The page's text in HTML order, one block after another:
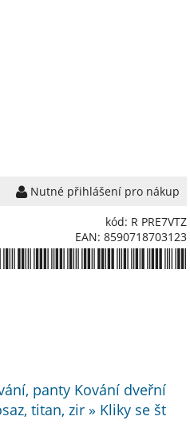
Nutné přihlášení pro nákup
kód: R PRE7VTZ
EAN: 8590718703123
panty Kování dveřní
titan, zir » Kliky se št